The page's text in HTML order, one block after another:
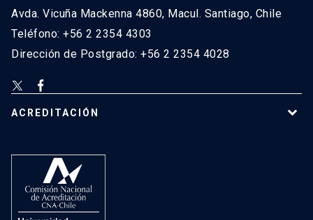
Avda. Vicuña Mackenna 4860, Macul. Santiago, Chile
Teléfono: +56 2 2354 4303
Dirección de Postgrado: +56 2 2354 4028
ACREDITACIÓN